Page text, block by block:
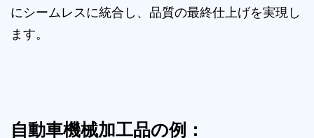
にシームレスに統合し、品質の最終仕上げを実現し
ます。
自動車機械加工品の例：